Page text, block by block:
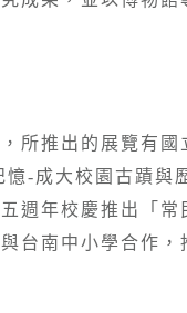
所推出的展覽有
-成大校園古蹟
週年校慶推出「
台南中小學合作，